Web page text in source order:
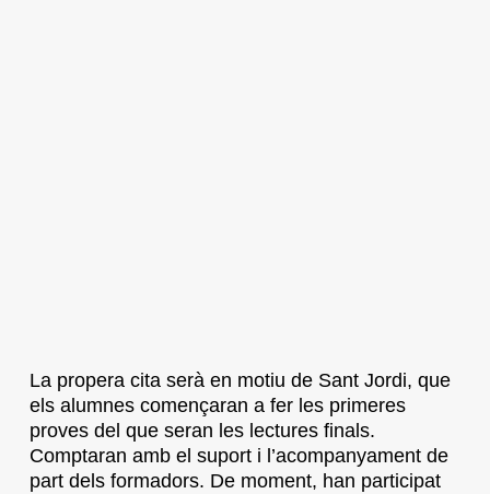
La propera cita serà en motiu de Sant Jordi, que
els alumnes començaran a fer les primeres
proves del que seran les lectures finals.
Comptaran amb el suport i l’acompanyament de
part dels formadors. De moment, han participat